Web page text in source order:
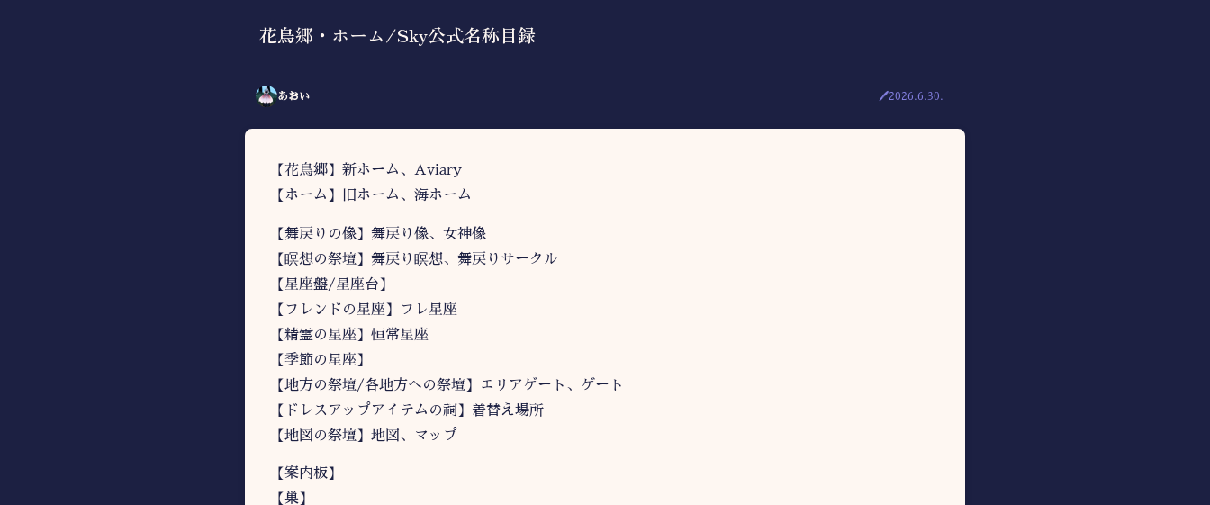
花鳥郷・ホーム/Sky公式名称目録
あおい 🖊2026.6.30.
【花鳥郷】新ホーム、Aviary
【ホーム】旧ホーム、海ホーム
【舞戻りの像】舞戻り像、女神像
【瞑想の祭壇】舞戻り瞑想、舞戻りサークル
【星座盤/星座台】
【フレンドの星座】フレ星座
【精霊の星座】恒常星座
【季節の星座】
【地方の祭壇/各地方への祭壇】エリアゲート、ゲート
【ドレスアップアイテムの祠】着替え場所
【地図の祭壇】地図、マップ
【案内板】
【巣】